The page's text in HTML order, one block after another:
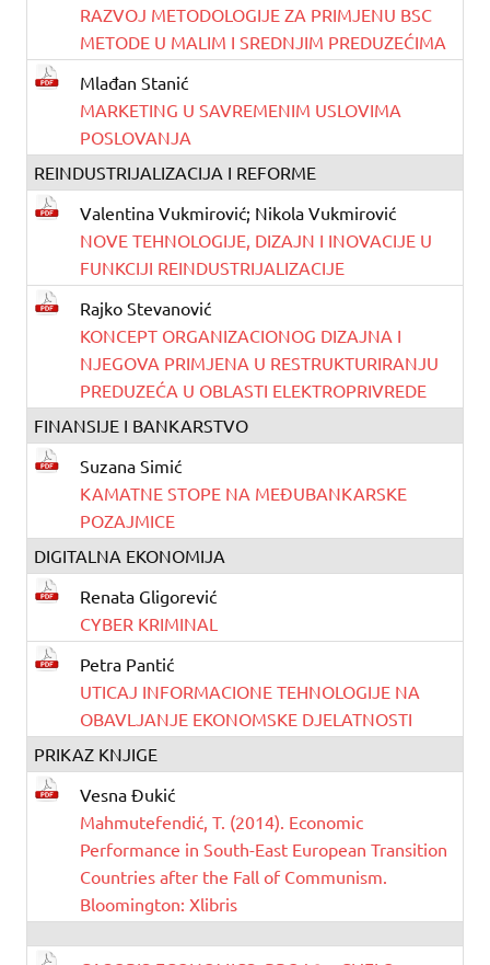
RAZVOJ METODOLOGIJE ZA PRIMJENU BSC
METODE U MALIM I SREDNJIM PREDUZEĆIMA
Mlađan Stanić
MARKETING U SAVREMENIM USLOVIMA
POSLOVANJA
REINDUSTRIJALIZACIJA I REFORME
Valentina Vukmirović; Nikola Vukmirović
NOVE TEHNOLOGIJE, DIZAJN I INOVACIJE U
FUNKCIJI REINDUSTRIJALIZACIJE
Rajko Stevanović
KONCEPT ORGANIZACIONOG DIZAJNA I
NJEGOVA PRIMJENA U RESTRUKTURIRANJU
PREDUZEĆA U OBLASTI ELEKTROPRIVREDE
FINANSIJE I BANKARSTVO
Suzana Simić
KAMATNE STOPE NA MEĐUBANKARSKE
POZAJMICE
DIGITALNA EKONOMIJA
Renata Gligorević
CYBER KRIMINAL
Petra Pantić
UTICAJ INFORMACIONE TEHNOLOGIJE NA
OBAVLJANJE EKONOMSKE DJELATNOSTI
PRIKAZ KNJIGE
Vesna Đukić
Mahmutefendić, T. (2014). Economic
Performance in South-East European Transition
Countries after the Fall of Communism.
Bloomington: Xlibris